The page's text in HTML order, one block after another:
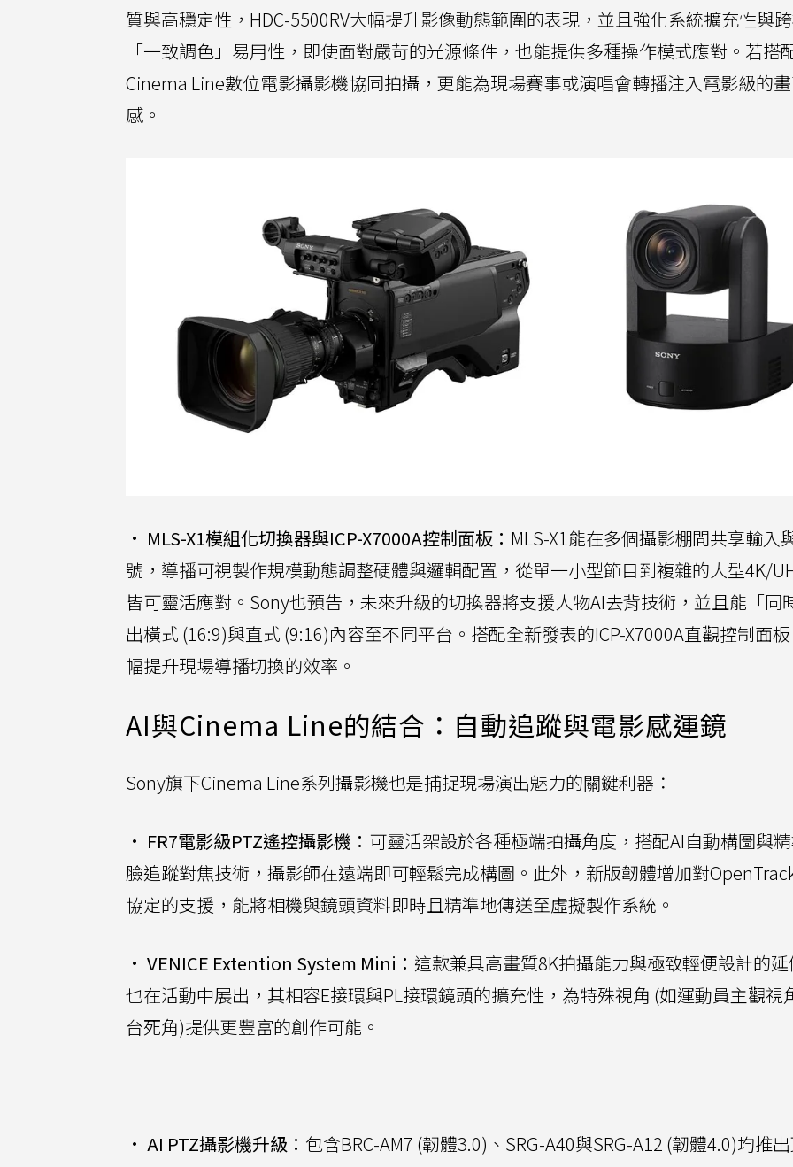
質與高穩定性，HDC-5500RV大幅提升影像動態範圍的表現，並且強化系統擴充性與
「一致調色」易用性，即使面對嚴苛的光源條件，也能提供多種操作模式應對。若搭
Cinema Line數位電影攝影機協同拍攝，更能為現場賽事或演唱會轉播注入電影級的
感。
• MLS-X1模組化切換器與ICP-X7000A控制面板： MLS-X1能在多個攝影棚間共享輸入
號，導播可視製作規模動態調整硬體與邏輯配置，從單一小型節目到複雜的大型4K/
皆可靈活應對。Sony也預告，未來升級的切換器將支援人物AI去背技術，並且能「同
出橫式 (16:9)與直式 (9:16)內容至不同平台。搭配全新發表的ICP-X7000A直觀控制面
幅提升現場導播切換的效率。
AI與Cinema Line的結合：自動追蹤與電影感運鏡
Sony旗下Cinema Line系列攝影機也是捕捉現場演出魅力的關鍵利器：
• FR7電影級PTZ遙控攝影機： 可靈活架設於各種極端拍攝角度，搭配AI自動構圖與
臉追蹤對焦技術，攝影師在遠端即可輕鬆完成構圖。此外，新版韌體增加對
協定的支援，能將相機與鏡頭資料即時且精準地傳送至虛擬製作系統。
• VENICE Extention System Mini： 這款兼具高畫質8K拍攝能力與極致輕便設計的
也在活動中展出，其相容E接環與PL接環鏡頭的擴充性，為特殊視角 (如運動員主觀視
台死角)提供更豐富的創作可能。
• AI PTZ攝影機升級： 包含BRC-AM7 (韌體3.0)、SRG-A40與SRG-A12 (韌體4.0)均推出